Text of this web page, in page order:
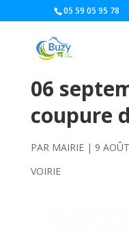
05 59 05 95 78
06
coupure
PAR MAIRIE| 9
VOIRIE